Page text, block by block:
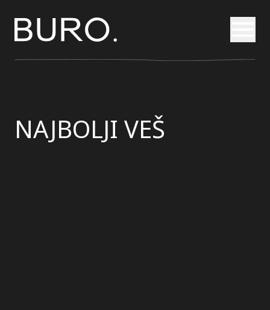
NAJBOLJI VEŠ